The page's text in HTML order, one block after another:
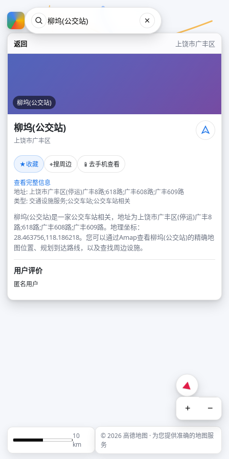
返回 上饶市广丰区
柳坞(公交站)
柳坞(公交站)
上饶市广丰区
★收藏 ⌖搜周边 📱 去手机查看
查看完整信息
地址: 上饶市广丰区(停运)广丰8路;618路;广丰608路;广丰609路
类型: 交通设施服务;公交车站;公交车站相关
柳坞(公交站)是一家公交车站相关，地址为上饶市广丰区(停运)广丰8
路;618路;广丰608路;广丰609路。地理坐标：
28.463756,118.186218。您可以通过Amap查看柳坞(公交站)的精确地
图位置、规划到达路线，以及查找周边设施。
用户评价
匿名用户
+ −
10
km
© 2026 高德地图 · 为您提供准确的地图服
务